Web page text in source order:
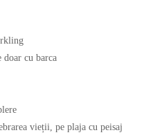
doar cu barca
vieții, pe plaja cu peisaj